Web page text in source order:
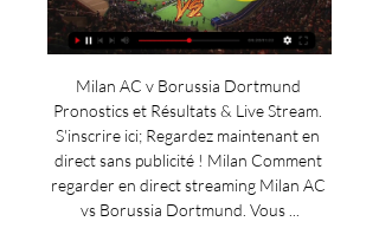
Milan AC v Borussia Dortmund
Pronostics et Résultats & Live Stream.
S'inscrire ici; Regardez maintenant en
direct sans publicité ! Milan Comment
regarder en direct streaming Milan AC
vs Borussia Dortmund. Vous ...